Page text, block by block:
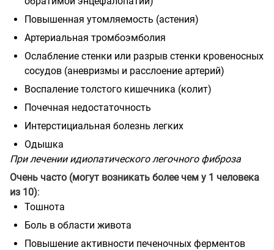
Повышенная утомляемость (астения)
Артериальная тромбоэмболия
Ослабление стенки или разрыв стенки кровеносных
сосудов (аневризмы и расслоение артерий)
Воспаление толстого кишечника (колит)
Почечная недостаточность
Интерстициальная болезнь легких
Одышка
При лечении идиопатического легочного фиброза
Очень часто (могут возникать более чем у 1 человека
из 10):
Тошнота
Боль в области живота
Повышение активности печеночных ферментов